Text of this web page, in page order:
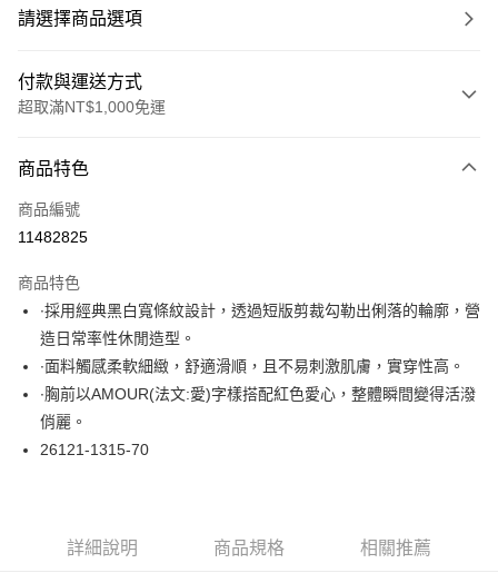
請選擇商品選項
付款與運送方式
超取滿NT$1,000免運
信用卡一次付款
超商取貨付款
Apple Pay
悠遊付
大哥付你分期
相關說明
1.本服務由台灣大哥大提供，台灣大哥大用戶可立即使用無須另外申請。
3.實際核准額度、可分期數及費用金額請依後續交易確認頁面所載為準。
4.訂單成立30分鐘內，如未前往確認交易或遇審核未通過，訂單將自動取
ATM付款
全家取貨付款
商品特色
商品編號
11482825
商品特色
∙採用經典黑白寬條紋設計，透過短版剪裁勾勒出俐落的輪廓，營
造日常率性休閒造型。
∙面料觸感柔軟細緻，舒適滑順，且不易刺激肌膚，實穿性高。
∙胸前以AMOUR(法文:愛)字樣搭配紅色愛心，整體瞬間變得活潑
俏麗。
26121-1315-70
詳細說明 商品規格 相關推薦